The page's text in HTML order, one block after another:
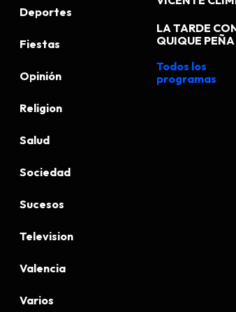
Deportes
Fiestas
Opinión
Religion
Salud
Sociedad
Sucesos
Television
Valencia
Varios
LA TARDE
QUIQUE PEÑA
Todos los
programas